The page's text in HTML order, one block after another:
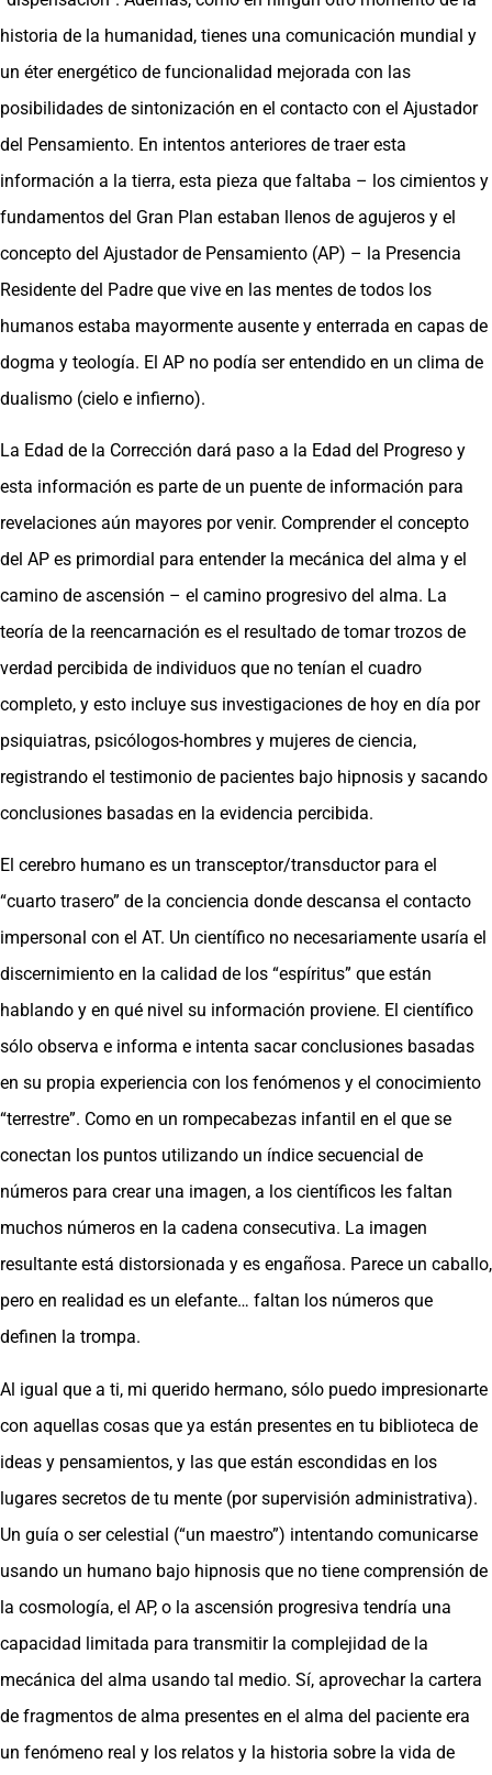
historia de la humanidad, tienes una comunicación mundial y
un éter energético de funcionalidad mejorada con las
posibilidades de sintonización en el contacto con el Ajustador
del Pensamiento. En intentos anteriores de traer esta
información a la tierra, esta pieza que faltaba – los cimientos y
fundamentos del Gran Plan estaban llenos de agujeros y el
concepto del Ajustador de Pensamiento (AP) – la Presencia
Residente del Padre que vive en las mentes de todos los
humanos estaba mayormente ausente y enterrada en capas de
dogma y teología. El AP no podía ser entendido en un clima de
dualismo (cielo e infierno).
La Edad de la Corrección dará paso a la Edad del Progreso y
esta información es parte de un puente de información para
revelaciones aún mayores por venir. Comprender el concepto
del AP es primordial para entender la mecánica del alma y el
camino de ascensión – el camino progresivo del alma. La
teoría de la reencarnación es el resultado de tomar trozos de
verdad percibida de individuos que no tenían el cuadro
completo, y esto incluye sus investigaciones de hoy en día por
psiquiatras, psicólogos-hombres y mujeres de ciencia,
registrando el testimonio de pacientes bajo hipnosis y sacando
conclusiones basadas en la evidencia percibida.
El cerebro humano es un transceptor/transductor para el
“cuarto trasero” de la conciencia donde descansa el contacto
impersonal con el AT. Un científico no necesariamente usaría el
discernimiento en la calidad de los “espíritus” que están
hablando y en qué nivel su información proviene. El científico
sólo observa e informa e intenta sacar conclusiones basadas
en su propia experiencia con los fenómenos y el conocimiento
“terrestre”. Como en un rompecabezas infantil en el que se
conectan los puntos utilizando un índice secuencial de
números para crear una imagen, a los científicos les faltan
muchos números en la cadena consecutiva. La imagen
resultante está distorsionada y es engañosa. Parece un caballo,
pero en realidad es un elefante… faltan los números que
definen la trompa.
Al igual que a ti, mi querido hermano, sólo puedo impresionarte
con aquellas cosas que ya están presentes en tu biblioteca de
ideas y pensamientos, y las que están escondidas en los
lugares secretos de tu mente (por supervisión administrativa).
Un guía o ser celestial (“un maestro”) intentando comunicarse
usando un humano bajo hipnosis que no tiene comprensión de
la cosmología, el AP, o la ascensión progresiva tendría una
capacidad limitada para transmitir la complejidad de la
mecánica del alma usando tal medio. Sí, aprovechar la cartera
de fragmentos de alma presentes en el alma del paciente era
un fenómeno real y los relatos y la historia sobre la vida de